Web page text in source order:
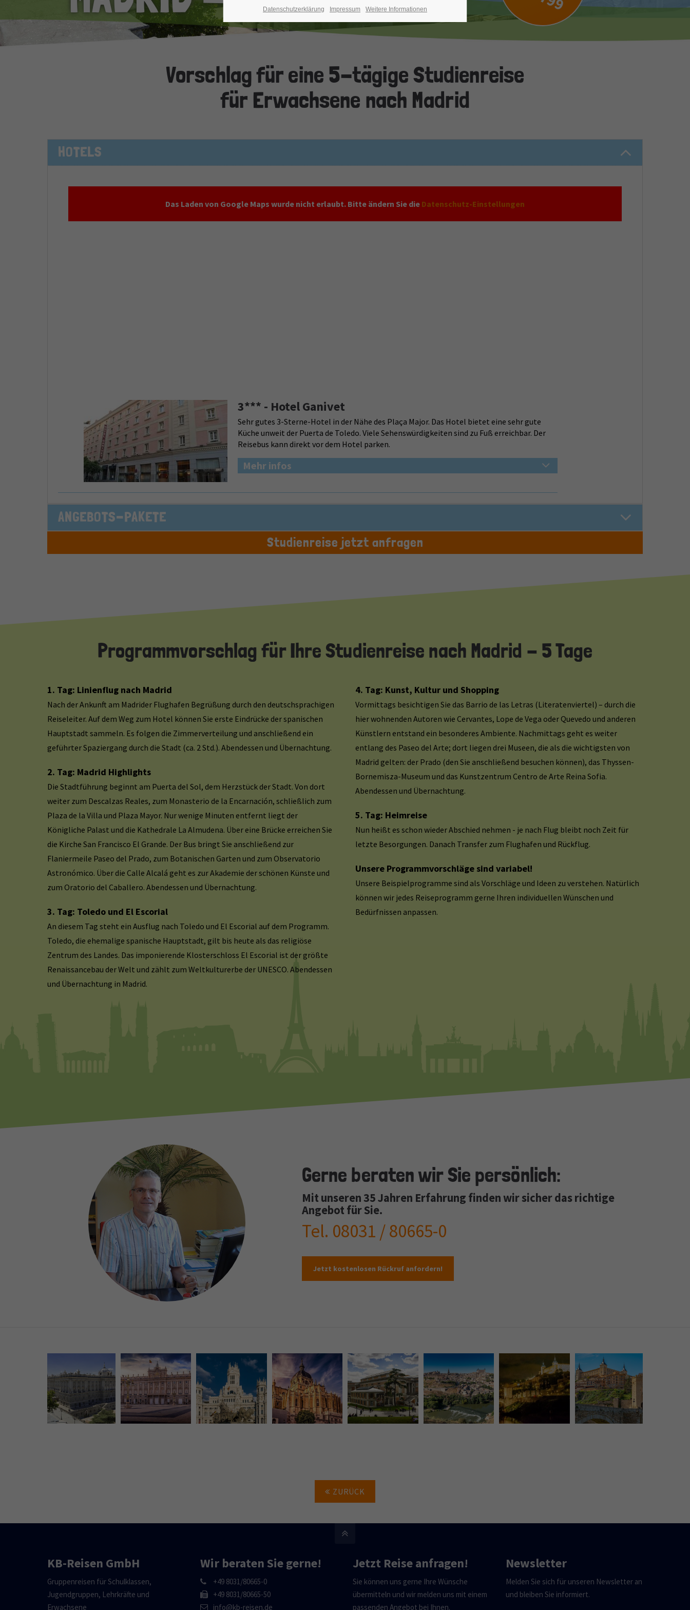
Vorschlag für eine 5-tägige Studienreise
für Erwachsene nach Madrid
HOTELS
Das Laden von Google Maps wurde nicht erlaubt. Bitte ändern Sie die Datenschutz-Einstellungen
3*** - Hotel Ganivet
Sehr gutes 3-Sterne-Hotel in der Nähe des Plaça Major. Das Hotel bietet eine sehr gute
Küche unweit der Puerta de Toledo. Viele Sehenswürdigkeiten sind zu Fuß erreichbar. Der
Reisebus kann direkt vor dem Hotel parken.
Mehr infos
ANGEBOTS-PAKETE
Studienreise jetzt anfragen
Programmvorschlag für Ihre Studienreise nach Madrid - 5 Tage
1. Tag: Linienflug nach Madrid
Nach der Ankunft am Madrider Flughafen Begrüßung durch den deutschsprachigen
Reiseleiter. Auf dem Weg zum Hotel können Sie erste Eindrücke der spanischen
Hauptstadt sammeln. Es folgen die Zimmerverteilung und anschließend ein
geführter Spaziergang durch die Stadt (ca. 2 Std.). Abendessen und Übernachtung.
2. Tag: Madrid Highlights
Die Stadtführung beginnt am Puerta del Sol, dem Herzstück der Stadt. Von dort
weiter zum Descalzas Reales, zum Monasterio de la Encarnación, schließlich zum
Plaza de la Villa und Plaza Mayor. Nur wenige Minuten entfernt liegt der
Königliche Palast und die Kathedrale La Almudena. Über eine Brücke erreichen Sie
die Kirche San Francisco El Grande. Der Bus bringt Sie anschließend zur
Flaniermeile Paseo del Prado, zum Botanischen Garten und zum Observatorio
Astronómico. Über die Calle Alcalá geht es zur Akademie der schönen Künste und
zum Oratorio del Caballero. Abendessen und Übernachtung.
3. Tag: Toledo und El Escorial
An diesem Tag steht ein Ausflug nach Toledo und El Escorial auf dem Programm.
Toledo, die ehemalige spanische Hauptstadt, gilt bis heute als das religiöse
Zentrum des Landes. Das imponierende Klosterschloss El Escorial ist der größte
Renaissancebau der Welt und zählt zum Weltkulturerbe der UNESCO. Abendessen
und Übernachtung in Madrid.
4. Tag: Kunst, Kultur und Shopping
Vormittags besichtigen Sie das Barrio de las Letras (Literatenviertel) – durch die
hier wohnenden Autoren wie Cervantes, Lope de Vega oder Quevedo und anderen
Künstlern entstand ein besonderes Ambiente. Nachmittags geht es weiter
entlang des Paseo del Arte; dort liegen drei Museen, die als die wichtigsten von
Madrid gelten: der Prado (den Sie anschließend besuchen können), das Thyssen-
Bornemisza-Museum und das Kunstzentrum Centro de Arte Reina Sofia.
Abendessen und Übernachtung.
5. Tag: Heimreise
Nun heißt es schon wieder Abschied nehmen - je nach Flug bleibt noch Zeit für
letzte Besorgungen. Danach Transfer zum Flughafen und Rückflug.
Unsere Programmvorschläge sind variabel!
Unsere Beispielprogramme sind als Vorschläge und Ideen zu verstehen. Natürlich
können wir jedes Reiseprogramm gerne Ihren individuellen Wünschen und
Bedürfnissen anpassen.
Gerne beraten wir Sie persönlich:
Mit unseren 35 Jahren Erfahrung finden wir sicher das richtige
Angebot für Sie.
Tel. 08031 / 80665-0
Jetzt kostenlosen Rückruf anfordern!
ZURÜCK
KB-Reisen GmbH
Gruppenreisen für Schulklassen,
Jugendgruppen, Lehrkräfte und
Erwachsene
Wir beraten Sie gerne!
+49 8031/80665-0
+49 8031/80665-50
info@kb-reisen.de
Jetzt Reise anfragen!
Sie können uns gerne Ihre Wünsche
übermitteln und wir melden uns mit einem
passenden Angebot bei Ihnen.
Newsletter
Melden Sie sich für unseren Newsletter an
und bleiben Sie informiert.
Datenschutzerklärung Impressum Weitere Informationen